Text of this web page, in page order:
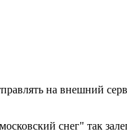
на внешний
снег" так